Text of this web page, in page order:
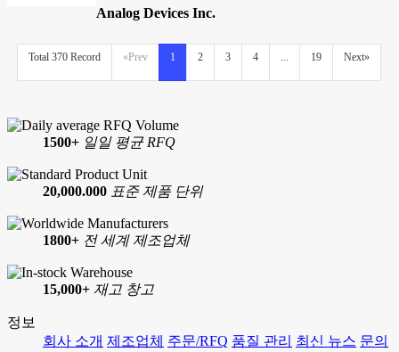
Analog Devices Inc.
Total 370 Record «Prev 1 2 3 4 ... 19 Next»
1500+ 일일 평균 RFQ
20,000.000 표준 제품 단위
1800+ 전 세계 제조업체
15,000+ 재고 창고
정보
회사 소개 제조업체 주문/RFQ 품질 관리 최신 뉴스 문의